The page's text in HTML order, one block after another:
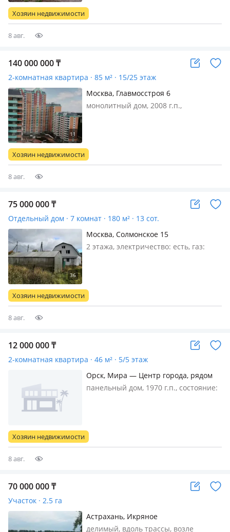
3комнатная квартира по адресу
Московская область Быковское
Хозяин недвижимости
8 авг.
140 000 000₸
2-комнатная квартира · 85 м² · 15/25 этаж
Москва, Главмосстроя 6
монолитный дом, 2008 г.п.,
Возможен обмен на жилые/
коммерческие недвижимости в
Хозяин недвижимости
8 авг.
75 000 000₸
Отдельный дом · 7 комнат · 180 м² · 13 сот.
Москва, Солмонское 15
2 этажа, электричество: есть, газ:
этажа и мансарда. Участок 13 соток.
Баня, септик, скважина, свет. В д…
Хозяин недвижимости
8 авг.
12 000 000₸
2-комнатная квартира · 46 м² · 5/5 этаж
Орск, Мира — Центр города, рядом
площадь Комсомольская, рынок
панельный дом, 1970 г.п., состояние:
теплая, ухоженная
Хозяин недвижимости
8 авг.
70 000 000₸
Участок · 2.5 га
Астрахань, Икряное
делимый, вдоль трассы, возле